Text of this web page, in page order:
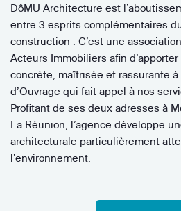
DôMU Architecture est
entre 3 esprits complémentaires
construction : C’est une
Acteurs Immobiliers afin
concrète, maîtrisée et rassurante
d’Ouvrage qui fait appel à nos
Profitant de ses deux adresses à
La Réunion, l’agence développe
architecturale particulièrement
l’environnement.